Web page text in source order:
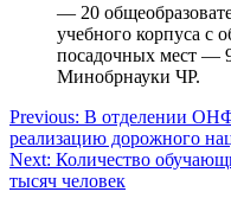
— 20
учебного корпуса с
посадочных мест —
Минобрнауки ЧР.
Навигация
по
записям
Previous: В отделении ОНФ
реализацию дорожного
Next: Количество
тысяч человек